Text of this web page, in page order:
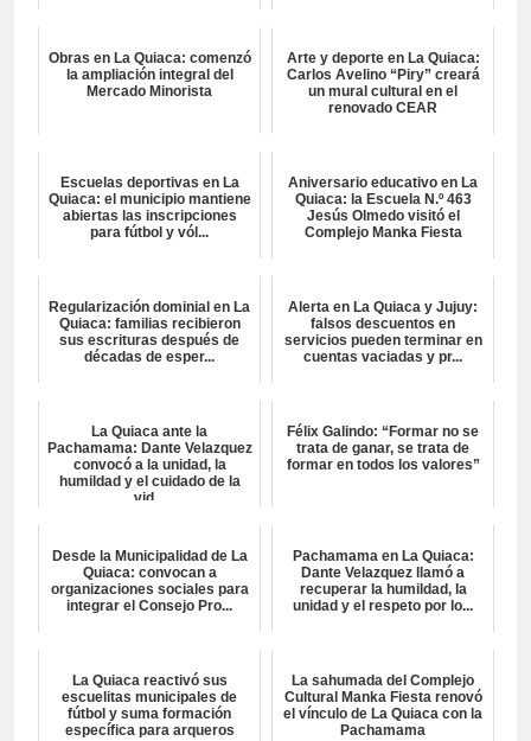
Obras en La Quiaca: comenzó
la ampliación integral del
Mercado Minorista
Arte y deporte en La Quiaca:
Carlos Avelino “Piry” creará
un mural cultural en el
renovado CEAR
Escuelas deportivas en La
Quiaca: el municipio mantiene
abiertas las inscripciones
para fútbol y vól...
Aniversario educativo en La
Quiaca: la Escuela N.º 463
Jesús Olmedo visitó el
Complejo Manka Fiesta
Regularización dominial en La
Quiaca: familias recibieron
sus escrituras después de
décadas de esper...
Alerta en La Quiaca y Jujuy:
falsos descuentos en
servicios pueden terminar en
cuentas vaciadas y pr...
La Quiaca ante la
Pachamama: Dante Velazquez
convocó a la unidad, la
humildad y el cuidado de la
vid...
Félix Galindo: “Formar no se
trata de ganar, se trata de
formar en todos los valores”
Desde la Municipalidad de La
Quiaca: convocan a
organizaciones sociales para
integrar el Consejo Pro...
Pachamama en La Quiaca:
Dante Velazquez llamó a
recuperar la humildad, la
unidad y el respeto por lo...
La Quiaca reactivó sus
escuelitas municipales de
fútbol y suma formación
específica para arqueros
La sahumada del Complejo
Cultural Manka Fiesta renovó
el vínculo de La Quiaca con la
Pachamama